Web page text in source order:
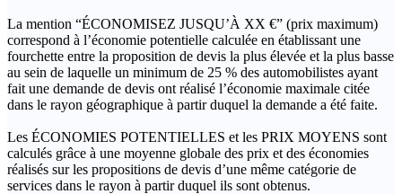
La mention “ÉCONOMISEZ JUSQU’À XX €” (prix maximum)
correspond à l’économie potentielle calculée en établissant une
fourchette entre la proposition de devis la plus élevée et la plus basse
au sein de laquelle un minimum de 25 % des automobilistes ayant
fait une demande de devis ont réalisé l’économie maximale citée
dans le rayon géographique à partir duquel la demande a été faite.
Les ÉCONOMIES POTENTIELLES et les PRIX MOYENS sont
calculés grâce à une moyenne globale des prix et des économies
réalisés sur les propositions de devis d’une même catégorie de
services dans le rayon à partir duquel ils sont obtenus.